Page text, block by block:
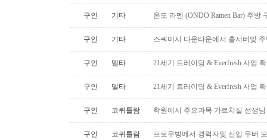
구인 기타 온도 라멘 (ONDO Ramen Bar) 주방
구인 기타 스쿼미시 다운타운에서 홀서버및
구인 델타 21세기 트레이딩 & Everfresh 사업
구인 델타 21세기 트레이딩 & Everfresh 사업
구인 코퀴틀람 학원에서 주요과목 가르치실 선생
구인 코퀴틀람 프로무빙에서 경력자및 신입 무버